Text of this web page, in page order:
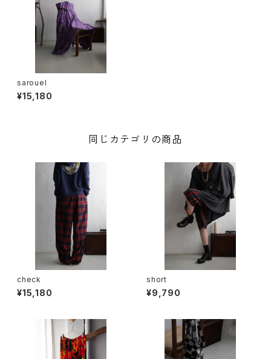
sarouel
¥15,180
同じカテゴリの商品
check
¥15,180
short
¥9,790